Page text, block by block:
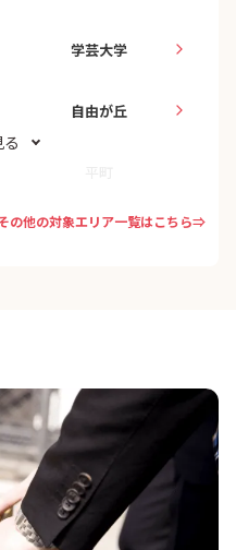
学芸大学
自由が丘
中央町
碑文谷
緑が丘
の他の対象エリア一覧はこちら⇒